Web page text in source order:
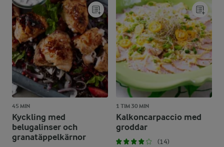
45 MIN
Kyckling med
belugalinser och
granatäppelkärnor
1 TIM 30 MIN
Kalkoncarpaccio med
groddar
(14)